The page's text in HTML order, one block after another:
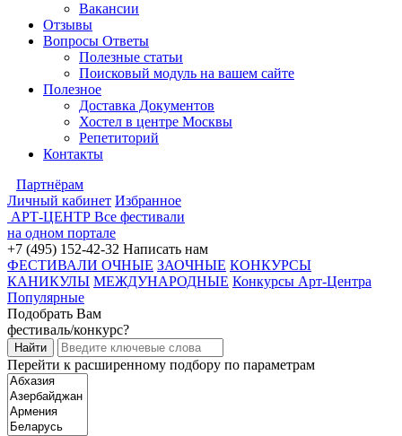
Вакансии
Отзывы
Вопросы Ответы
Полезные статьи
Поисковый модуль на вашем сайте
Полезное
Доставка Документов
Хостел в центре Москвы
Репетиторий
Контакты
Партнёрам
Личный кабинет Избранное
АРТ-ЦЕНТР Все фестивали
на одном портале
+7 (495) 152-42-32 Написать нам
ФЕСТИВАЛИ ОЧНЫЕ ЗАОЧНЫЕ КОНКУРСЫ
КАНИКУЛЫ МЕЖДУНАРОДНЫЕ Конкурсы Арт-Центра
Популярные
Подобрать Вам
фестиваль/конкурс?
Перейти к расширенному подбору по параметрам